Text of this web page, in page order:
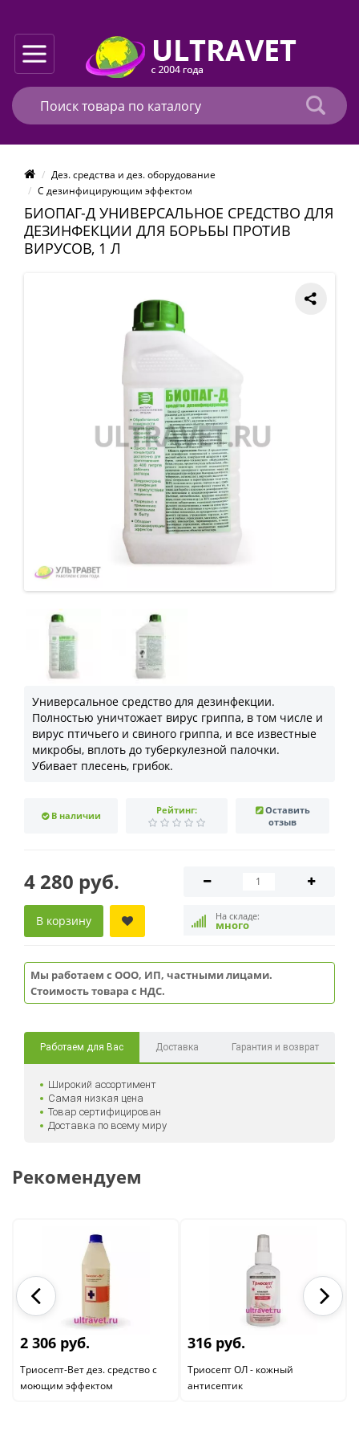
Дез. средства и дез. оборудование
С дезинфицирующим эффектом
БИОПАГ-Д УНИВЕРСАЛЬНОЕ СРЕДСТВО ДЛЯ
ДЕЗИНФЕКЦИИ ДЛЯ БОРЬБЫ ПРОТИВ
ВИРУСОВ, 1 Л
Универсальное средство для дезинфекции.
Полностью уничтожает вирус гриппа, в том числе и
вирус птичьего и свиного гриппа, и все известные
микробы, вплоть до туберкулезной палочки.
Убивает плесень, грибок.
В наличии Рейтинг:
Оставить
отзыв
4 280 руб.
На складе:
много
В корзину
Мы работаем с ООО, ИП, частными лицами.
Стоимость товара с НДС.
Работаем для Вас Доставка Гарантия и возврат
Широкий ассортимент
Самая низкая цена
Товар сертифицирован
Доставка по всему миру
Рекомендуем
2 306 руб.
Триосепт-Вет дез. средство с
моющим эффектом
316 руб.
Триосепт ОЛ - кожный
антисептик